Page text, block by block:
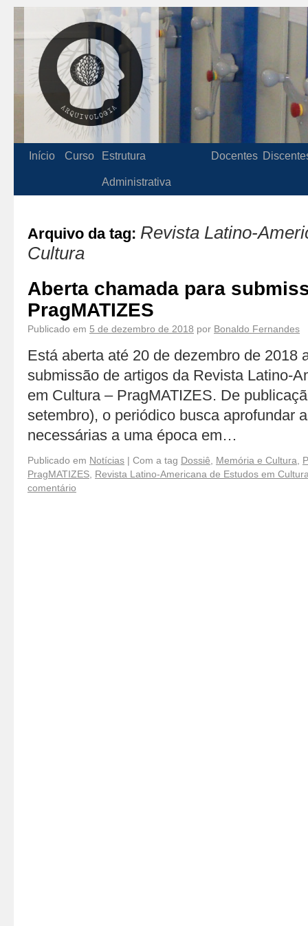
Início Curso Estrutura
Administrativa
Docentes
Arquivo da tag: Revista Latino-
Cultura
Aberta chamada para
PragMATIZES
Publicado em 5 de dezembro de 2018 por Bonaldo Fernandes
Está aberta até 20 de dezembro de 2018
submissão de artigos da Revista Latino-
em Cultura – PragMATIZES. De
setembro), o periódico busca aprofundar
necessárias a uma época em…
Publicado em Notícias | Com a tag Dossiê Memória e Cultura
PragMATIZES Revista Latino-Americana de Estudos em
comentário